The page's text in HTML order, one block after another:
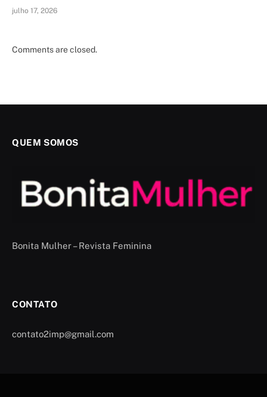
julho 17, 2026
Comments are closed.
QUEM SOMOS
Bonita Mulher – Revista Feminina
CONTATO
contato2imp@gmail.com